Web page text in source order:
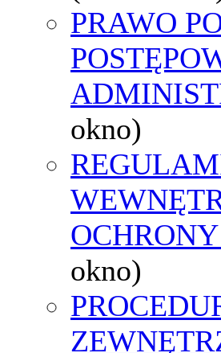
PRAWO
okno)
okno)